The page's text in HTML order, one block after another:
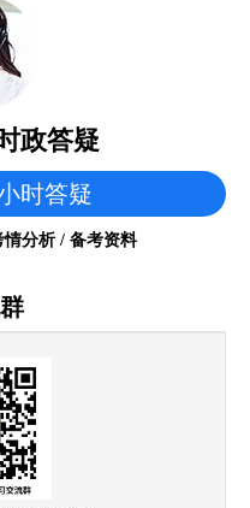
政答疑
时答疑
分析 / 备考资料